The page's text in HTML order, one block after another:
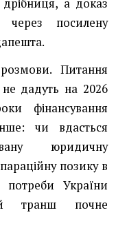
а доказ
посилену
Питання
дадуть на 2026
фінансування
чи вдасться
юридичну
позику в
потреби України
транш почне